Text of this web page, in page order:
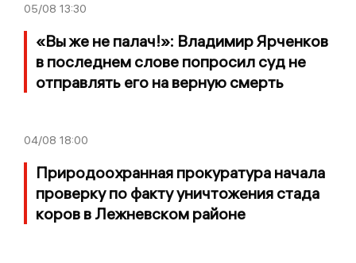
05/08 13:30
«Вы же не палач!»: Владимир Ярченков
в последнем слове попросил суд не
отправлять его на верную смерть
04/08 18:00
Природоохранная прокуратура начала
проверку по факту уничтожения стада
коров в Лежневском районе